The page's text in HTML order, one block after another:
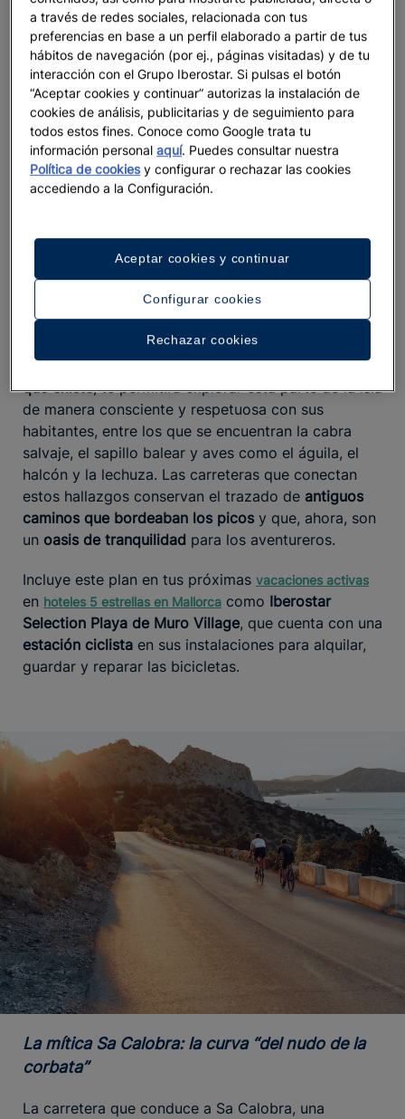
para ciclistas en Mallorcahacen el resto.
Las rutas imprescindibles: de la montaña al
llano
El desafío de la Serra de Tramuntana
La Serra de Tramuntana es lacordillera que
vertebra el territorio mallorquín, con sus
correspondientesbosques mediterráneos
valiosa biodiversidad, cobija pequeños pueblecitos
Alaró, Orient, Valldemossa o Esporles
reductos rurales que bien merecen una visita a
golpe de pedal; con el aliciente de hacer más
auténtica la llegada y la marcha.
La bicicleta,el medio de transporte más sostenible
que existe, te permitirá explorar esta parte de la isla
de manera consciente y respetuosa con sus
habitantes, entre los que se encuentran la cabra
salvaje, el sapillo balear y aves como el águila, el
halcón y la lechuza. Las carreteras que conectan
estos hallazgos conservan el trazado de antiguos
caminos que bordeaban los picos y que, ahora, son
un oasis de tranquilidad para los aventureros.
Incluye este plan en tus próximas vacaciones activas
en hoteles 5 estrellas en Mallorca como Iberostar
Selection Playa de Muro Village, que cuenta con una
estación ciclista en sus instalaciones para alquilar,
guardar y reparar las bicicletas.
La mítica Sa Calobra: la curva “del nudo de la
corbata”
La carretera que conduce a Sa Calobra, una
a través de redes sociales, relacionada con tus
preferencias en base a un perfil elaborado a partir de tus
hábitos de navegación (por ej., páginas visitadas) y de tu
interacción con el Grupo Iberostar. Si pulsas el botón
“Aceptar cookies y continuar” autorizas la instalación de
cookies de análisis, publicitarias y de seguimiento para
todos estos fines. Conoce como Google trata tu
información personalaquí. Puedes consultar nuestra
Política de cookiesy configurar o rechazar las cookies
accediendo a la Configuración.
Configurar cookies
Rechazar cookies
Aceptar cookies y continuar